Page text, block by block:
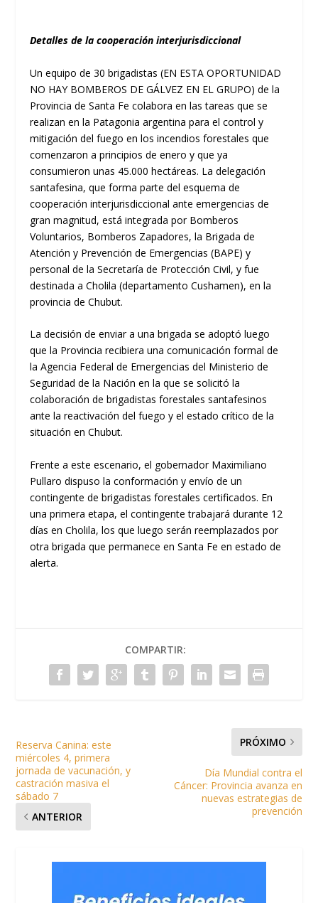
Detalles de la cooperación interjurisdiccional
Un equipo de 30 brigadistas (EN ESTA OPORTUNIDAD
NO HAY BOMBEROS DE GÁLVEZ EN EL GRUPO) de la
Provincia de Santa Fe colabora en las tareas que se
realizan en la Patagonia argentina para el control y
mitigación del fuego en los incendios forestales que
comenzaron a principios de enero y que ya
consumieron unas 45.000 hectáreas. La delegación
santafesina, que forma parte del esquema de
cooperación interjurisdiccional ante emergencias de
gran magnitud, está integrada por Bomberos
Voluntarios, Bomberos Zapadores, la Brigada de
Atención y Prevención de Emergencias (BAPE) y
personal de la Secretaría de Protección Civil, y fue
destinada a Cholila (departamento Cushamen), en la
provincia de Chubut.
La decisión de enviar a una brigada se adoptó luego
que la Provincia recibiera una comunicación formal de
la Agencia Federal de Emergencias del Ministerio de
Seguridad de la Nación en la que se solicitó la
colaboración de brigadistas forestales santafesinos
ante la reactivación del fuego y el estado crítico de la
situación en Chubut.
Frente a este escenario, el gobernador Maximiliano
Pullaro dispuso la conformación y envío de un
contingente de brigadistas forestales certificados. En
una primera etapa, el contingente trabajará durante 12
días en Cholila, los que luego serán reemplazados por
otra brigada que permanece en Santa Fe en estado de
alerta.
COMPARTIR:
Reserva Canina: este
miércoles 4, primera
jornada de vacunación, y
castración masiva el
sábado 7
ANTERIOR
PRÓXIMO
Día Mundial contra el
Cáncer: Provincia avanza en
nuevas estrategias de
prevención